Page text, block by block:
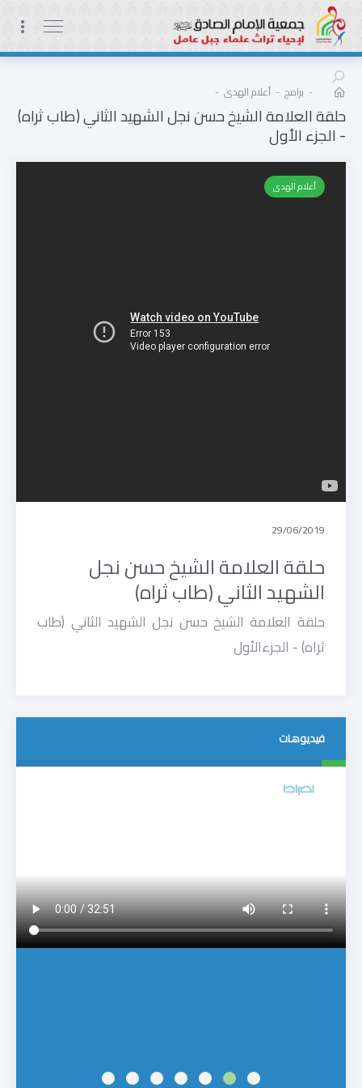
- برامج - أعلام الهدى -
حلقة العلامة الشيخ حسن نجل الشهيد الثاني (طاب ثراه)
- الجزء الأول
أعلام الهدى
29/06/2019
حلقة العلامة الشيخ حسن نجل
الشهيد الثاني (طاب ثراه)
حلقة العلامة الشيخ حسن نجل الشهيد الثاني (طاب
ثراه) - الجزءالأول
فيديوهات